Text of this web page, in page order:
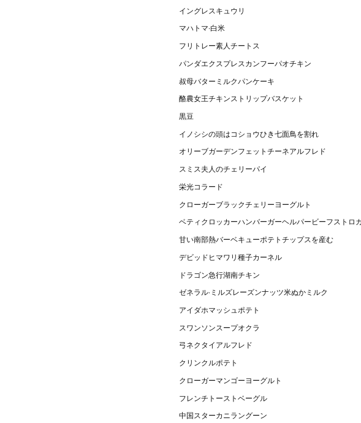
イングレスキュウリ
マハトマ·白米
フリトレー素人チートス
パンダエクスプレスカンフーパオチキン
叔母バターミルクパンケーキ
酪農女王チキンストリップバスケット
黒豆
イノシシの頭はコショウひき七面鳥を割れ
オリーブガーデンフェットチーネアルフレド
スミス夫人のチェリーパイ
栄光コラード
クローガーブラックチェリーヨーグルト
ベティクロッカーハンバーガーヘルパービーフストロ
甘い南部熱バーベキューポテトチップスを産む
デビッドヒマワリ種子カーネル
ドラゴン急行湖南チキン
ゼネラル·ミルズレーズンナッツ米ぬかミルク
アイダホマッシュポテト
スワンソンスープオクラ
弓ネクタイアルフレド
クリンクルポテト
クローガーマンゴーヨーグルト
フレンチトーストベーグル
中国スターカニラングーン